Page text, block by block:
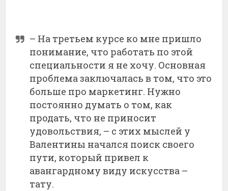
– На третьем курсе ко мне пришло
понимание, что работать по этой
специальности я не хочу. Основная
проблема заключалась в том, что это
больше про маркетинг. Нужно
постоянно думать о том, как
продать, что не приносит
удовольствия, – с этих мыслей у
Валентины начался поиск своего
пути, который привел к
авангардному виду искусства –
тату.